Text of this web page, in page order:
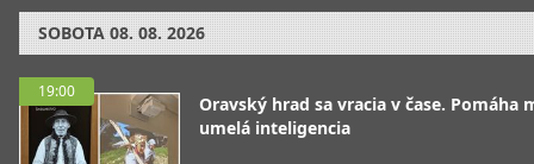
SOBOTA 08. 08. 2026
19:00
Oravský hrad sa vracia v čase. Pomáha
umelá inteligencia